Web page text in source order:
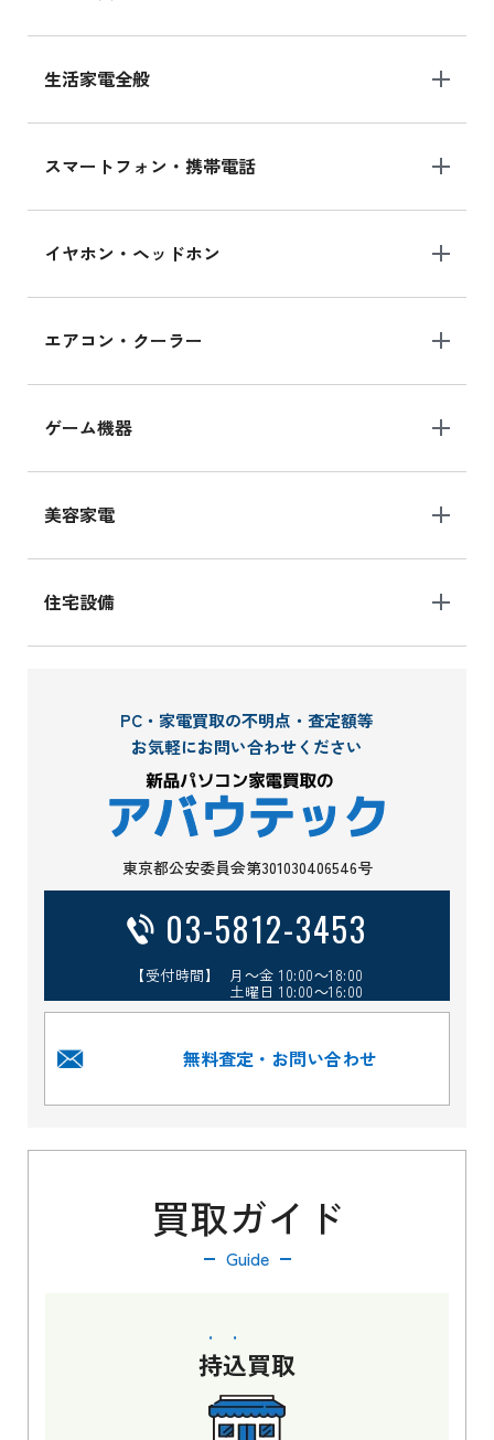
生活家電全般
スマートフォン・携帯電話
イヤホン・ヘッドホン
エアコン・クーラー
ゲーム機器
美容家電
住宅設備
PC・家電買取の不明点・査定額等
お気軽にお問い合わせください
東京都公安委員会第301030406546号
03-5812-3453
【受付時間】 月～金 10:00～18:00
土曜日 10:00～16:00
無料査定・お問い合わせ
買取ガイド
Guide
持込買取